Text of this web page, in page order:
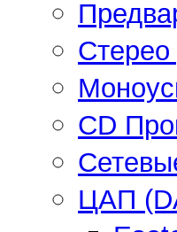
Стерео
CD
ЦАП